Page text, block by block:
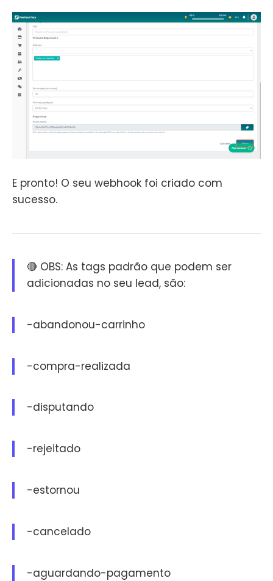
E pronto! O seu webhook foi criado com
sucesso.
🔴 OBS: As tags padrão que podem ser
adicionadas no seu lead, são:
-abandonou-carrinho
-compra-realizada
-disputando
-rejeitado
-estornou
-cancelado
-aguardando-pagamento